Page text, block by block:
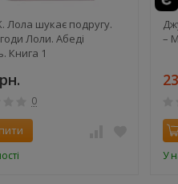
Лола шукає подругу.
Лоли. Абеді
Книга 1
0
–
У